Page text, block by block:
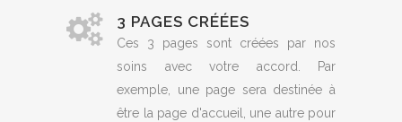
3 PAGES CRÉÉES
Ces 3 pages sont créées par nos
soins avec votre accord. Par
exemple, une page sera destinée à
être la page d'accueil, une autre pour